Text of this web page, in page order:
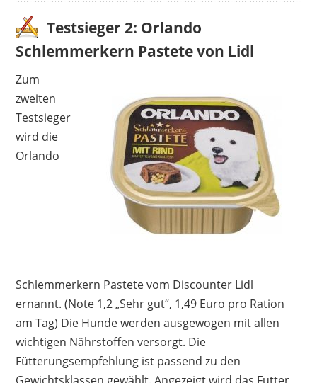
Testsieger 2: Orlando
Schlemmerkern Pastete von Lidl
Zum
zweiten
Testsieger
wird die
Orlando
Schlemmerkern Pastete vom Discounter Lidl
ernannt. (Note 1,2 „Sehr gut“, 1,49 Euro pro Ration
am Tag) Die Hunde werden ausgewogen mit allen
wichtigen Nährstoffen versorgt. Die
Fütterungsempfehlung ist passend zu den